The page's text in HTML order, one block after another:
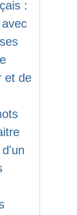
:
et de